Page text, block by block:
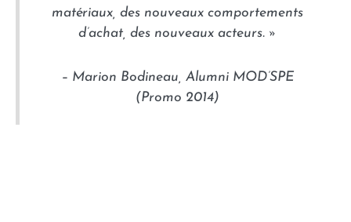
matériaux, des nouveaux comportements
d’achat, des nouveaux acteurs. »
– Marion Bodineau, Alumni MOD’SPE
(Promo 2014)